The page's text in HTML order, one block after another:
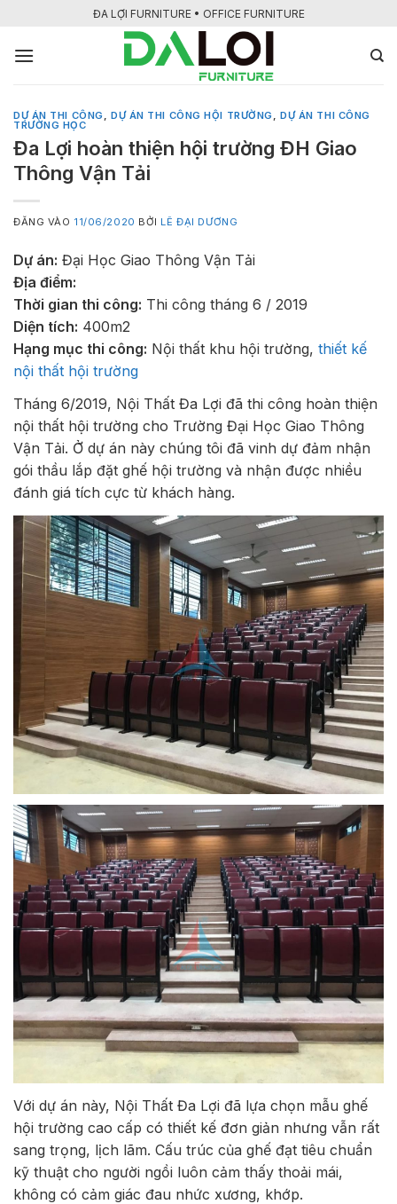
nội
ĐA LỢI FURNITURE • OFFICE FURNITURE
DỰ ÁN THI CÔNG, DỰ ÁN THI CÔNG HỘI TRƯỜNG,DỰ ÁN THI CÔNG
TRƯỜNG HỌC
Đa Lợi hoàn thiện hội trường ĐH Giao
Thông Vận Tải
ĐĂNG VÀO 11/06/2020 BỞI LÊ ĐẠI DƯƠNG
Dự án: Đại Học Giao Thông Vận Tải
Địa điểm:
Thời gian thi công: Thi công tháng 6 / 2019
Diện tích: 400m2
Hạng mục thi công: Nội thất khu hội trường, thiết kế
nội thất hội trường
Tháng 6/2019, Nội Thất Đa Lợi đã thi công hoàn thiện
nội thất hội trường cho Trường Đại Học Giao Thông
Vận Tải. Ở dự án này chúng tôi đã vinh dự đảm nhận
gói thầu lắp đặt ghế hội trường và nhận được nhiều
đánh giá tích cực từ khách hàng.
Với dự án này, Nội Thất Đa Lợi đã lựa chọn mẫu ghế
hội trường cao cấp có thiết kế đơn giản nhưng vẫn rất
sang trọng, lịch lãm. Cấu trúc của ghế đạt tiêu chuẩn
kỹ thuật cho người ngồi luôn cảm thấy thoải mái,
không có cảm giác đau nhức xương, khớp.